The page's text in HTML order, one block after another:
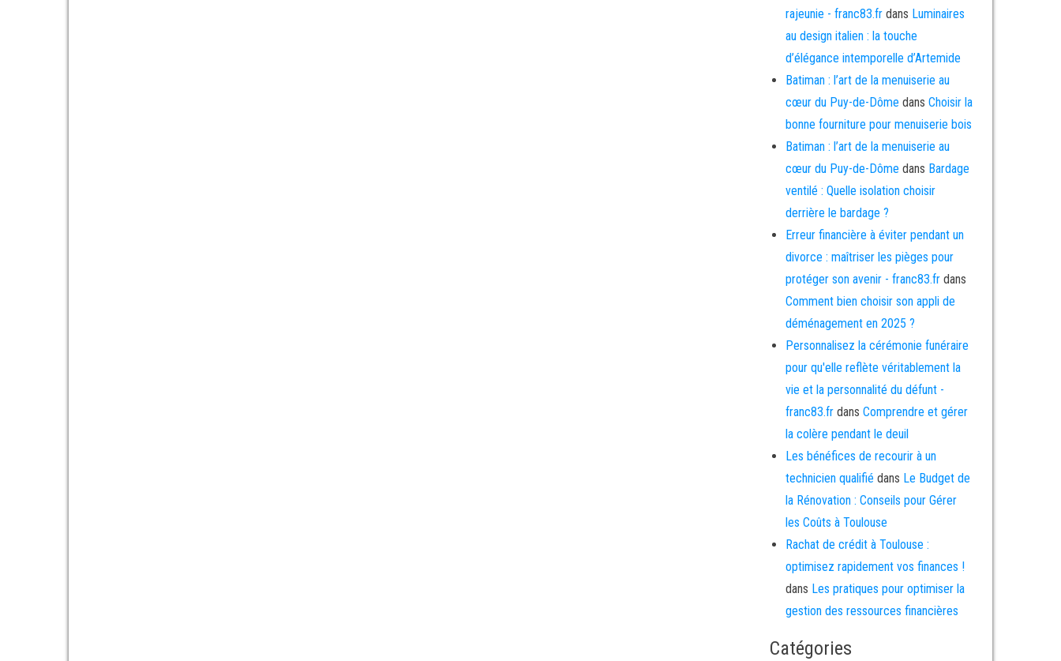
rajeunie - franc83.frdans Luminaires
au design italien : la touche
d’élégance intemporelle d’Artemide
Batiman : l’art de la menuiserie au
cœur du Puy-de-Dôme dans Choisir la
bonne fourniture pour menuiserie bois
Batiman : l’art de la menuiserie au
cœur du Puy-de-Dôme dans Bardage
ventilé : Quelle isolation choisir
derrière le bardage ?
Erreur financière à éviter pendant un
divorce : maîtriser les pièges pour
protéger son avenir - franc83.frdans
Comment bien choisir son appli de
déménagement en 2025 ?
Personnalisez la cérémonie funéraire
pour qu'elle reflète véritablement la
vie et la personnalité du défunt -
franc83.frdans Comprendre et gérer
la colère pendant le deuil
Les bénéfices de recourir à un
technicien qualifié dans Le Budget de
la Rénovation : Conseils pour Gérer
les Coûts à Toulouse
Rachat de crédit à Toulouse :
optimisez rapidement vos finances !
dans Les pratiques pour optimiser la
gestion des ressources financières
Catégories